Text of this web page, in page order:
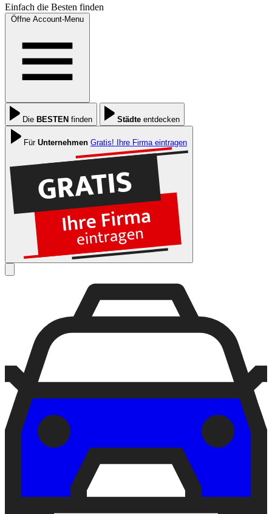
Einfach die Besten finden
Öffne Account-Menu
Die BESTEN finden Städte entdecken
Für Unternehmen Gratis! Ihre Firma eintragen